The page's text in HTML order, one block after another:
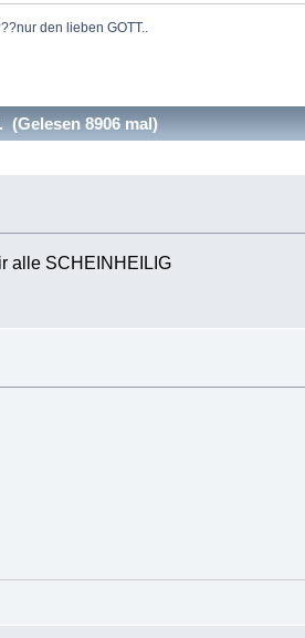
den lieben GOTT..
(Gelesen 8906 mal)
alle SCHEINHEILIG